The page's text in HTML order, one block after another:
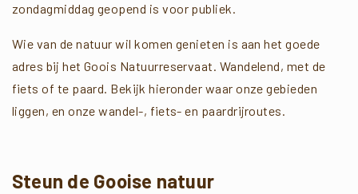
zondagmiddag geopend is voor publiek.
Wie van de natuur wil komen genieten is aan het goede
adres bij het Goois Natuurreservaat. Wandelend, met de
fiets of te paard. Bekijk hieronder waar onze gebieden
liggen, en onze wandel-, fiets- en paardrijroutes.
Steun de Gooise natuur